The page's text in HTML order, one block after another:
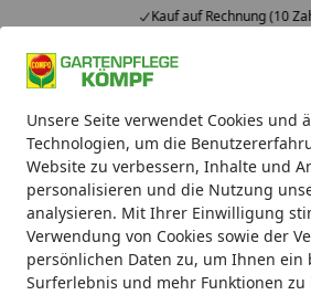
Unsere Seite verwendet Cookies und
Technologien, um die
Website zu verbessern, Inhalte und
personalisieren und die Nutzung
analysieren. Mit Ihrer Einwilligung
Verwendung von Cookies sowie der
persönlichen Daten zu, um Ihnen ein
Surferlebnis und mehr Funktionen zu
Kauf auf Rechnung (10
Alle Produkte
Mein Konto
Suchen
Startseite
Bestellung verfolgen
Wie kann ich meine
verfolgen?